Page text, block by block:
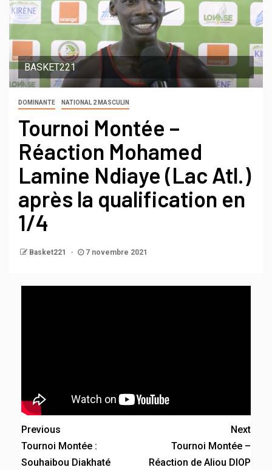
BASKET221
DOMINANTE NATIONAL 2 MASCULIN
Tournoi Montée –
Réaction Mohamed
Lamine Ndiaye (Lac Atl.)
après la qualification en
1/4
Basket221 7 novembre 2021
Previous
Tournoi Montée :
Souhaibou Diakhaté
Next
Tournoi Montée –
Réaction de Aliou DIOP